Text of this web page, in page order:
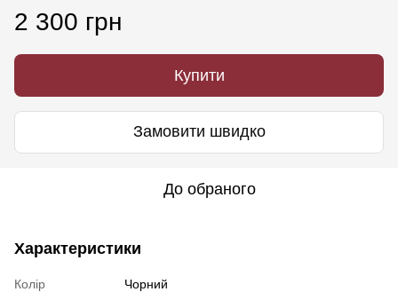
2 300 грн
Купити
Замовити швидко
До обраного
Характеристики
Колір
Чорний